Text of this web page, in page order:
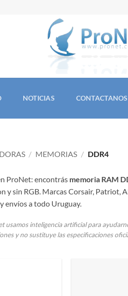
NOTICIAS CONTACTANOS
/ MEMORIAS / DDR4
ProNet: encontrás memoria RAM
y sin RGB. Marcas Corsair, Patriot,
envíos a todo Uruguay.
usamos inteligencia artificial para
y no sustituye las especificaciones